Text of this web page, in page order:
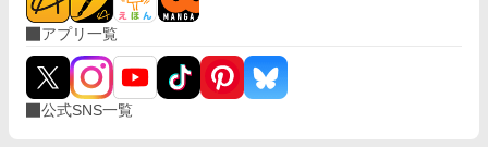
アプリ一覧
公式SNS一覧